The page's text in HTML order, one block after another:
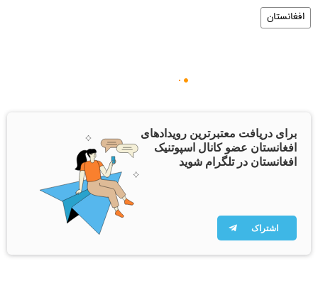
افغانستان
برای دریافت معتبرترین رویدادهای
افغانستان عضو کانال اسپوتنیک
افغانستان در تلگرام شوید
اشتراک